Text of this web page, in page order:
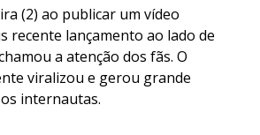
(2) ao publicar um vídeo
recente lançamento ao lado de
a atenção dos fãs. O
viralizou e gerou grande
internautas.